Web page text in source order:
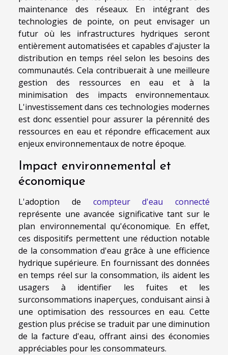
maintenance des réseaux. En intégrant des
technologies de pointe, on peut envisager un
futur où les infrastructures hydriques seront
entièrement automatisées et capables d'ajuster la
distribution en temps réel selon les besoins des
communautés. Cela contribuerait à une meilleure
gestion des ressources en eau et à la
minimisation des impacts environnementaux.
L'investissement dans ces technologies modernes
est donc essentiel pour assurer la pérennité des
ressources en eau et répondre efficacement aux
enjeux environnementaux de notre époque.
Impact environnemental et
économique
L'adoption de compteur d'eau connecté
représente une avancée significative tant sur le
plan environnemental qu'économique. En effet,
ces dispositifs permettent une réduction notable
de la consommation d'eau grâce à une efficience
hydrique supérieure. En fournissant des données
en temps réel sur la consommation, ils aident les
usagers à identifier les fuites et les
surconsommations inaperçues, conduisant ainsi à
une optimisation des ressources en eau. Cette
gestion plus précise se traduit par une diminution
de la facture d'eau, offrant ainsi des économies
appréciables pour les consommateurs.